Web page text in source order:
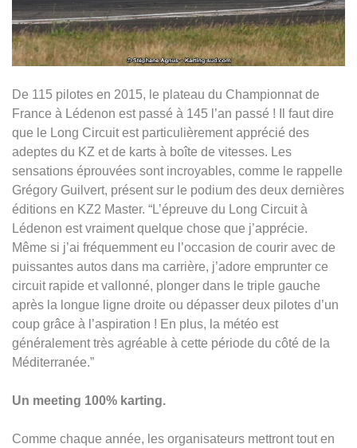
De 115 pilotes en 2015, le plateau du Championnat de
France à Lédenon est passé à 145 l’an passé ! Il faut dire
que le Long Circuit est particulièrement apprécié des
adeptes du KZ et de karts à boîte de vitesses. Les
sensations éprouvées sont incroyables, comme le rappelle
Grégory Guilvert, présent sur le podium des deux dernières
éditions en KZ2 Master. “L’épreuve du Long Circuit à
Lédenon est vraiment quelque chose que j’apprécie.
Même si j’ai fréquemment eu l’occasion de courir avec de
puissantes autos dans ma carrière, j’adore emprunter ce
circuit rapide et vallonné, plonger dans le triple gauche
après la longue ligne droite ou dépasser deux pilotes d’un
coup grâce à l’aspiration ! En plus, la météo est
généralement très agréable à cette période du côté de la
Méditerranée.”
Un meeting 100% karting.
Comme chaque année, les organisateurs mettront tout en